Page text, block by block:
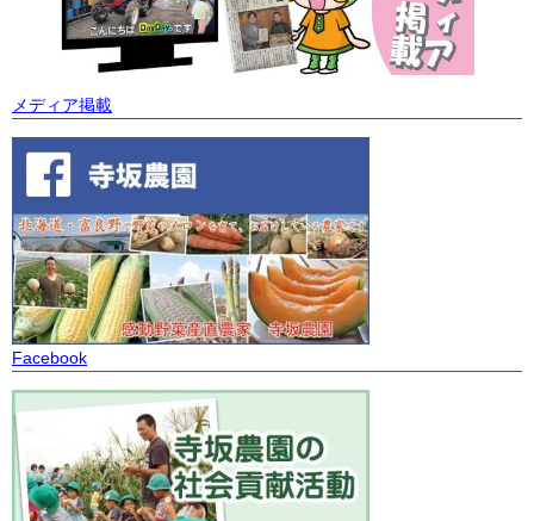
メディア掲載
Facebook